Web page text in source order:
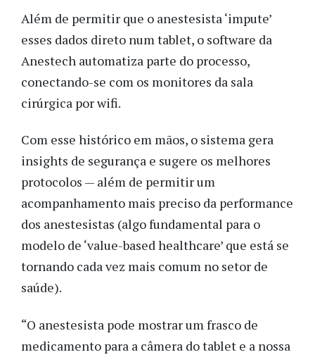
Além de permitir que o anestesista ‘impute’
esses dados direto num tablet, o software da
Anestech automatiza parte do processo,
conectando-se com os monitores da sala
cirúrgica por wifi.
Com esse histórico em mãos, o sistema gera
insights de segurança e sugere os melhores
protocolos — além de permitir um
acompanhamento mais preciso da performance
dos anestesistas (algo fundamental para o
modelo de ‘value-based healthcare’ que está se
tornando cada vez mais comum no setor de
saúde).
“O anestesista pode mostrar um frasco de
medicamento para a câmera do tablet e a nossa